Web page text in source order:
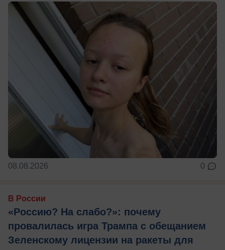
08.08.2026 0
В России
«Россию? На слабо?»: почему
провалилась игра Трампа с обещанием
Зеленскому лицензии на ракеты для